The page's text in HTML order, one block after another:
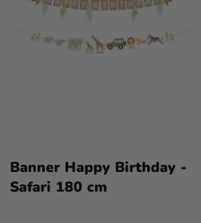
Banner Happy Birthday -
Safari 180 cm